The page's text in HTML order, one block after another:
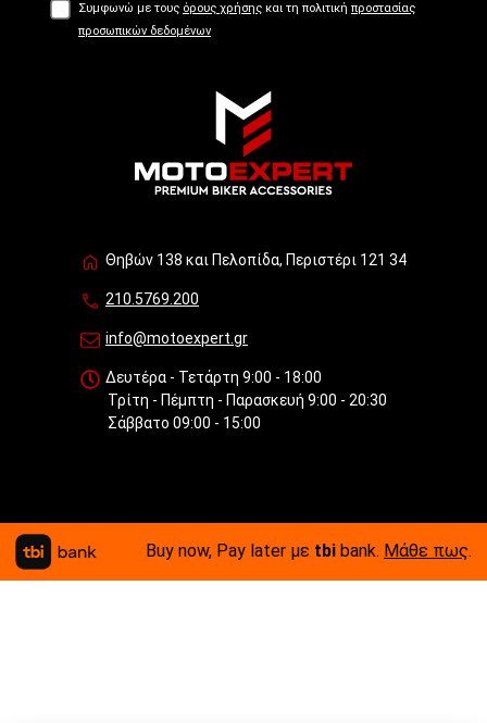
Συμφωνώ με τους όρους χρήσης και τη πολιτική προστασίας
προσωπικών δεδομένων
Θηβών 138 και Πελοπίδα, Περιστέρι 121 34
210.5769.200
info@motoexpert.gr
Δευτέρα - Τετάρτη 9:00 - 18:00
Τρίτη - Πέμπτη - Παρασκευή 9:00 - 20:30
Σάββατο 09:00 - 15:00
Buy now, Pay later με tbi bank. Μάθε πως.